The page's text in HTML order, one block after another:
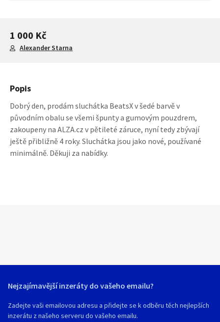
1 000 Kč
Alexander Starna
Popis
Dobrý den, prodám sluchátka BeatsX v šedé barvě v
původním obalu se všemi špunty a gumovým pouzdrem,
zakoupeny na ALZA.cz v pětileté záruce, nyní tedy zbývají
ještě přibližně 4 roky. Sluchátka jsou jako nové, používané
minimálně. Děkuji za nabídky.
Nejzajímavější inzeráty do vašeho emailu?
Zadejte vaši emailovou adresu a přidejte se k odběru těch nejlepších
inzerátu z našeho serveru do vašeho emailu.